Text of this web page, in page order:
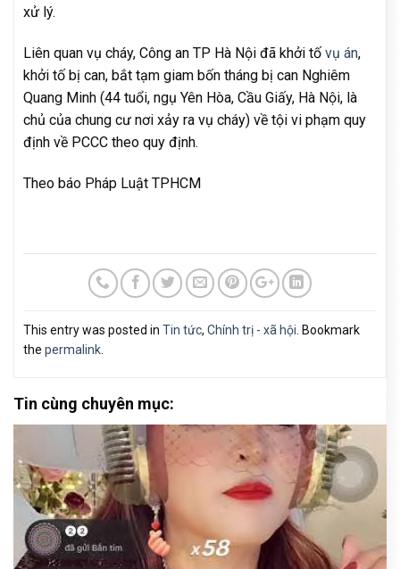
xử lý.
Liên quan vụ cháy, Công an TP Hà Nội đã khởi tố vụ án,
khởi tố bị can, bắt tạm giam bốn tháng bị can Nghiêm
Quang Minh (44 tuổi, ngụ Yên Hòa, Cầu Giấy, Hà Nội, là
chủ của chung cư nơi xảy ra vụ cháy) về tội vi phạm quy
định về PCCC theo quy định.
Theo báo Pháp Luật TPHCM
This entry was posted in Tin tức, Chính trị - xã hội . Bookmark
the permalink
Tin cùng chuyên mục: